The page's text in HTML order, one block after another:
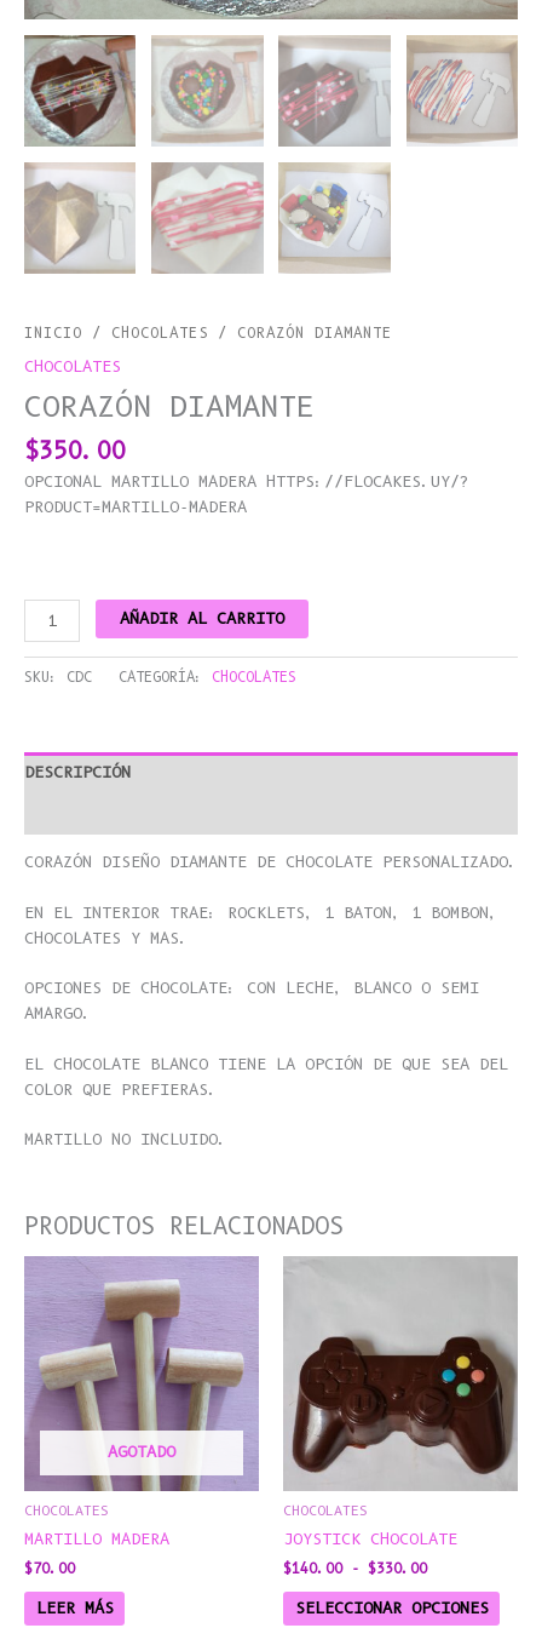
INICIO / CHOCOLATES / CORAZÓN DIAMANTE
CHOCOLATES
CORAZÓN DIAMANTE
$350.00
OPCIONAL MARTILLO MADERA HTTPS://FLOCAKES.UY/?
PRODUCT=MARTILLO-MADERA
AÑADIR AL CARRITO
SKU: CDC CATEGORÍA: CHOCOLATES
DESCRIPCIÓN
CORAZÓN DISEÑO DIAMANTE DE CHOCOLATE PERSONALIZADO.
EN EL INTERIOR TRAE: ROCKLETS, 1 BATON, 1 BOMBON,
CHOCOLATES Y MAS.
OPCIONES DE CHOCOLATE: CON LECHE, BLANCO O SEMI
AMARGO.
EL CHOCOLATE BLANCO TIENE LA OPCIÓN DE QUE SEA DEL
COLOR QUE PREFIERAS.
MARTILLO NO INCLUIDO.
PRODUCTOS RELACIONADOS
AGOTADO
CHOCOLATES
MARTILLO MADERA
$70.00
LEER MÁS
CHOCOLATES
JOYSTICK CHOCOLATE
$140.00 - $330.00
$140.00
HASTA
$330.00
SELECCIONAR OPCIONES
LAS
SE
DE